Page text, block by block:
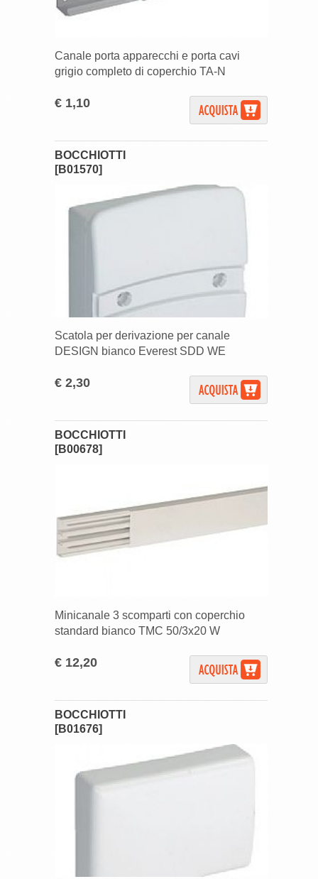
Canale porta apparecchi e porta cavi
grigio completo di coperchio TA-N
€ 1,10
BOCCHIOTTI
[B01570]
Scatola per derivazione per canale
DESIGN bianco Everest SDD WE
€ 2,30
BOCCHIOTTI
[B00678]
Minicanale 3 scomparti con coperchio
standard bianco TMC 50/3x20 W
€ 12,20
BOCCHIOTTI
[B01676]